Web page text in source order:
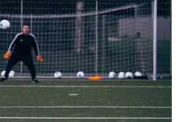
CINÉMA
LITTÉRATURE
ÉCONOMIE
SPORT
MÉDIAS
SANTÉ
instagram
emailemail-
form